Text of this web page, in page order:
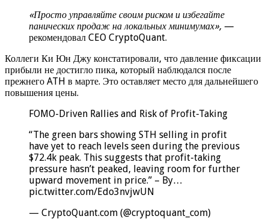
«Просто управляйте своим риском и избегайте
панических продаж на локальных минимумах», —
рекомендовал CEO CryptoQuant.
Коллеги Ки Юн Джу констатировали, что давление фиксации
прибыли не достигло пика, который наблюдался после
прежнего ATH в марте. Это оставляет место для дальнейшего
повышения цены.
FOMO-Driven Rallies and Risk of Profit-Taking
“The green bars showing STH selling in profit
have yet to reach levels seen during the previous
$72.4k peak. This suggests that profit-taking
pressure hasn’t peaked, leaving room for further
upward movement in price.” – By…
pic.twitter.com/Edo3nvjwUN
— CryptoQuant.com (@cryptoquant_com)